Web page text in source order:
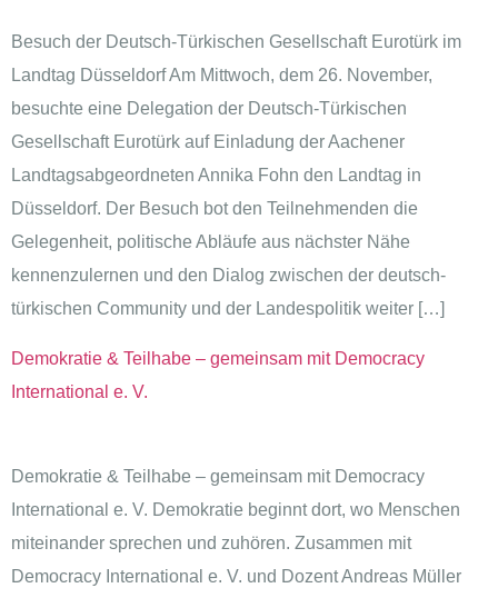
Besuch der Deutsch-Türkischen Gesellschaft Eurotürk im
Landtag Düsseldorf Am Mittwoch, dem 26. November,
besuchte eine Delegation der Deutsch-Türkischen
Gesellschaft Eurotürk auf Einladung der Aachener
Landtagsabgeordneten Annika Fohn den Landtag in
Düsseldorf. Der Besuch bot den Teilnehmenden die
Gelegenheit, politische Abläufe aus nächster Nähe
kennenzulernen und den Dialog zwischen der deutsch-
türkischen Community und der Landespolitik weiter […]
Demokratie & Teilhabe – gemeinsam mit Democracy
International e. V.
Demokratie & Teilhabe – gemeinsam mit Democracy
International e. V. Demokratie beginnt dort, wo Menschen
miteinander sprechen und zuhören. Zusammen mit
Democracy International e. V. und Dozent Andreas Müller